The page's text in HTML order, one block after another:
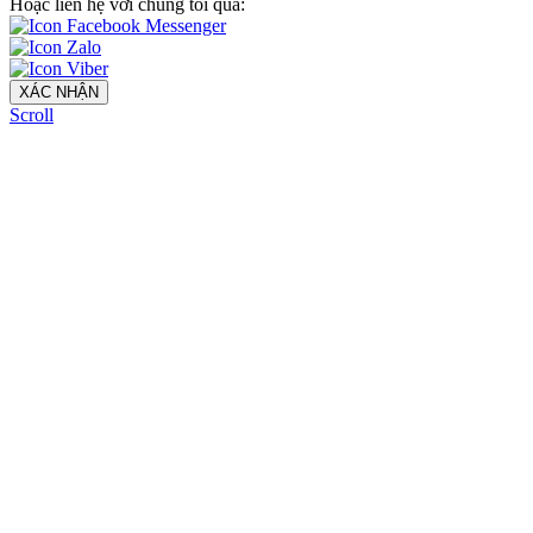
Hoặc liên hệ với chúng tôi qua:
XÁC NHẬN
Scroll